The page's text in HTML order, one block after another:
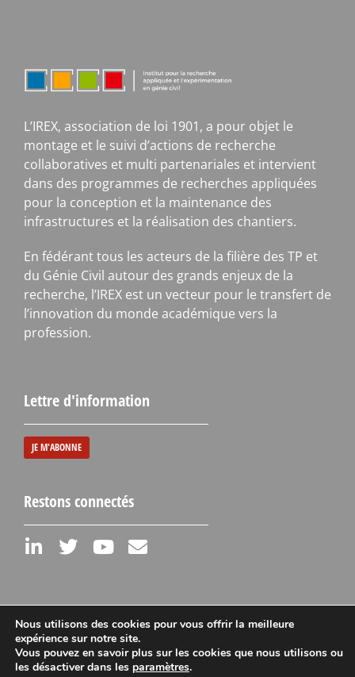
L’IREX, association de loi 1901, a pour objet le
montage et le suivi d’actions de recherche
collaboratives et multi partenariales et intervient
dans des programmes de recherches appliquées
pour la conception et la maintenance des
infrastructures et la réalisation des chantiers.
En fédérant tous les acteurs de la filière des TP et
du Génie Civil autour des grands enjeux de la
recherche, l’IREX est un vecteur pour le transfert de
l’innovation du monde académique vers la
profession.
Lettre d'information
JE M'ABONNE
Restons connectés
Mentions légales
Nous utilisons des cookies pour vous offrir la meilleure
expérience sur notre site.
Vous pouvez en savoir plus sur les cookies que nous utilisons ou
les désactiver dans les paramètres.